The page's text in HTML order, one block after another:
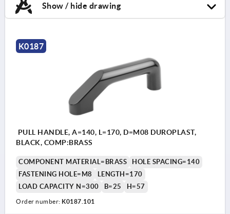
Show / hide drawing
K0187
PULL HANDLE, A=140, L=170, D=M08 DUROPLAST,
BLACK, COMP:BRASS
COMPONENT MATERIAL=BRASS
HOLE SPACING=140
FASTENING HOLE=M8
LENGTH=170
LOAD CAPACITY N=300
B=25 H=57
Order number: K0187.101